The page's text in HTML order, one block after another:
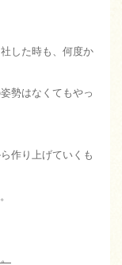
した時も、何度か
勢はなくてもやっ
作り上げていくも